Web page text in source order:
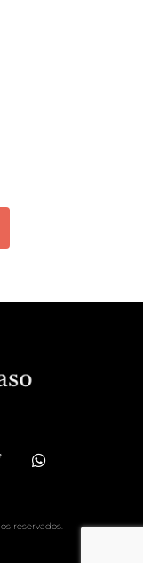
reservados.